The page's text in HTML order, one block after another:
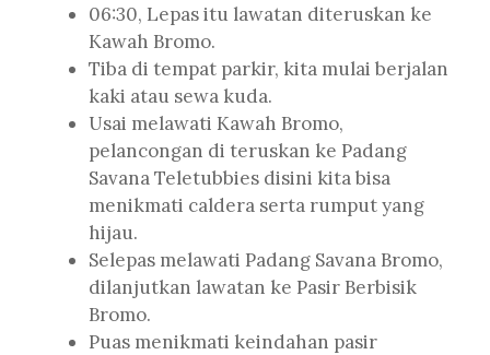
06:30, Lepas itu lawatan diteruskan ke
Kawah Bromo.
Tiba di tempat parkir, kita mulai berjalan
kaki atau sewa kuda.
Usai melawati Kawah Bromo,
pelancongan di teruskan ke Padang
Savana Teletubbies disini kita bisa
menikmati caldera serta rumput yang
hijau.
Selepas melawati Padang Savana Bromo,
dilanjutkan lawatan ke Pasir Berbisik
Bromo.
Puas menikmati keindahan pasir